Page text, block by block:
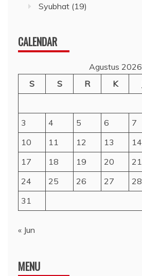
Syubhat (19)
CALENDAR
Agustus 2026
S
S R K
3
4 5 6 7
10
11 12 13 14
17
18 19 20 21
24
25 26 27 28
31
« Jun
MENU